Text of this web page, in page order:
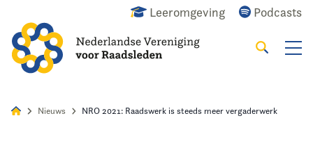
Leeromgeving Podcasts
Zoeken
Nieuws NRO 2021: Raadswerk is steeds meer vergaderwerk